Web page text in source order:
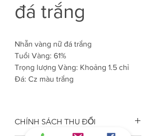
đá trắng
Nhẫn vàng nữ đá trắng
Tuổi Vàng: 61%
Trọng lượng Vàng: Khoảng 1.5 chỉ
Đá: Cz màu trắng
CHÍNH SÁCH THU ĐỔI